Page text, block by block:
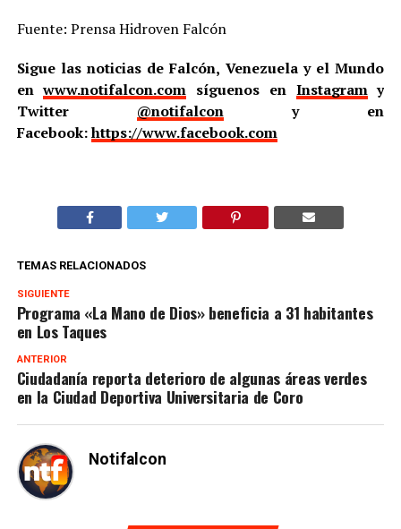
Fuente: Prensa Hidroven Falcón
Sigue las noticias de Falcón, Venezuela y el Mundo
enwww.notifalcon.com síguenos en Instagramy
Twitter @notifalcony en
Facebook:https://www.facebook.com
TEMAS RELACIONADOS
SIGUIENTE
Programa «La Mano de Dios» beneficia a 31 habitantes
en Los Taques
ANTERIOR
Ciudadanía reporta deterioro de algunas áreas verdes
en la Ciudad Deportiva Universitaria de Coro
Notifalcon